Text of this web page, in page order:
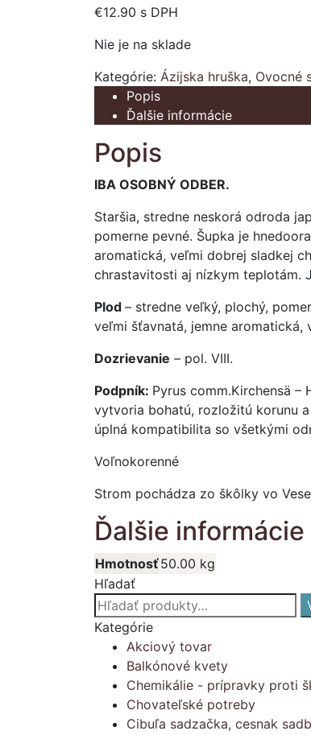
€12.90 s DPH
Nie je na sklade
Kategórie: Ázijska hruška, Ovocné
Popis
Ďalšie informácie
Popis
IBA OSOBNÝ ODBER.
Staršia, stredne neskorá odroda
pomerne pevné. Šupka je
aromatická, veľmi dobrej sladkej
chrastavitosti aj nízkym teplotám.
Plod – stredne veľký, plochý,
veľmi šťavnatá, jemne aromatická,
Dozrievanie – pol. VIII.
Podpník: Pyrus comm.Kirchensä –
vytvoria bohatú, rozložitú korunu
úplná kompatibilita so všetkými
Voľnokorenné
Strom pochádza zo škôlky vo
Ďalšie informácie
Hmotnosť50.00 kg
Hľadať
Hľadať:
Kategórie
Akciový tovar
Balkónové kvety
Chemikálie - prípravky proti
Chovateľské potreby
Cibuľa sadzačka, cesnak